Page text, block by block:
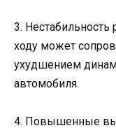
3. Нестабильность
ходу может
ухудшением
автомобиля.
4. Повышенные